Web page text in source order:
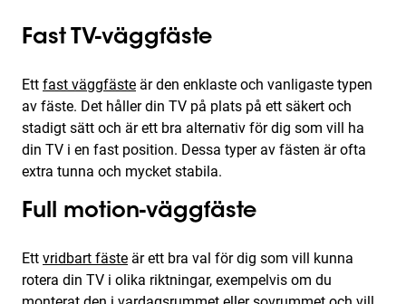
Fast TV-väggfäste
Ett fast väggfäste är den enklaste och vanligaste typen
av fäste. Det håller din TV på plats på ett säkert och
stadigt sätt och är ett bra alternativ för dig som vill ha
din TV i en fast position. Dessa typer av fästen är ofta
extra tunna och mycket stabila.
Full motion-väggfäste
Ett vridbart fäste är ett bra val för dig som vill kunna
rotera din TV i olika riktningar, exempelvis om du